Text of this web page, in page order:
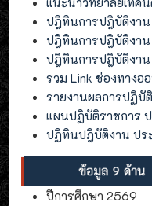
ปฎิทินการปฎิบัติงา
ปฎิทินการปฎิบัติงา
ปฎิทินการปฎิบัติงา
รวม Link ช่องทางอ
รายงานผลการปฏิ
แผนปฏิบัติราชการ
ปฏิทินปฎิบัติงาน ปร
ปีการศึกษา 2569